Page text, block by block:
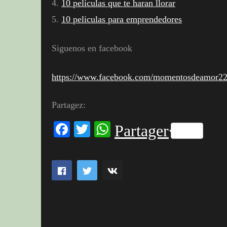
4. 10 peliculas que te haran llorar
5. 10 peliculas para emprendedores
Siguenos en facebook
https://www.facebook.com/momentosdeamor22
Partagez:
Facebook
Twitter
WhatsApp
Partager